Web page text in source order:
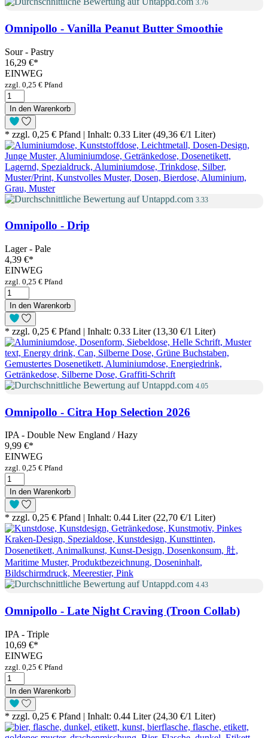
3.76
Omnipollo - Vanilla Peanut Butter Smoothie
Sour - Pastry
16,29 €*
EINWEG
zzgl. 0,25 € Pfand
In den Warenkorb
* zzgl. 0,25 € Pfand | Inhalt: 0.33 Liter (49,36 €/1 Liter)
3.33
Omnipollo - Drip
Lager - Pale
4,39 €*
EINWEG
zzgl. 0,25 € Pfand
In den Warenkorb
* zzgl. 0,25 € Pfand | Inhalt: 0.33 Liter (13,30 €/1 Liter)
4.05
Omnipollo - Citra Hop Selection 2026
IPA - Double New England / Hazy
9,99 €*
EINWEG
zzgl. 0,25 € Pfand
In den Warenkorb
* zzgl. 0,25 € Pfand | Inhalt: 0.44 Liter (22,70 €/1 Liter)
4.43
Omnipollo - Late Night Craving (Troon Collab)
IPA - Triple
10,69 €*
EINWEG
zzgl. 0,25 € Pfand
In den Warenkorb
* zzgl. 0,25 € Pfand | Inhalt: 0.44 Liter (24,30 €/1 Liter)